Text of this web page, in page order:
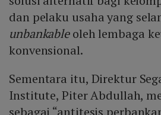
dan pelaku usaha yang
unbankableoleh lembaga
konvensional.
Sementara itu, Direktur
Institute, Piter Abdullah,